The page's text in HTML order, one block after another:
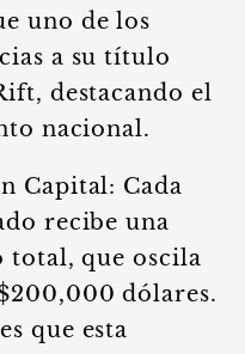
uno de los
a su título
destacando el
nacional.
Capital: Cada
recibe una
que oscila
dólares.
que esta